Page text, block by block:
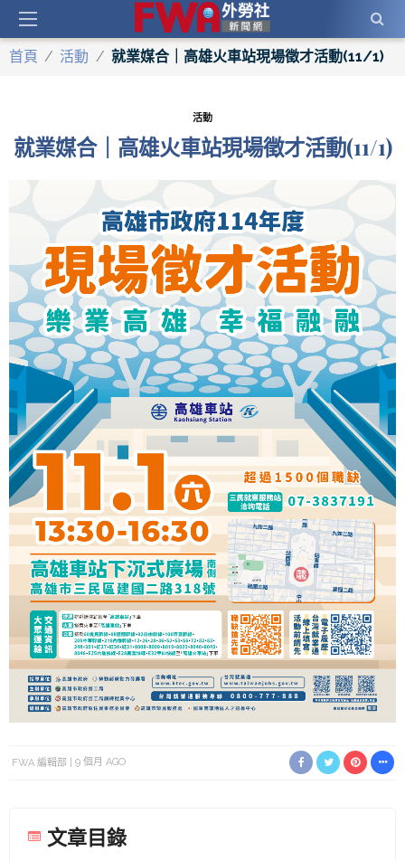
首頁 / 活動 / 就業媒合｜高雄火車站現場徵才活動(11/1)
活動
就業媒合｜高雄火車站現場徵才活動(11/1)
FWA 編輯部 9 個月 AGO
文章目錄